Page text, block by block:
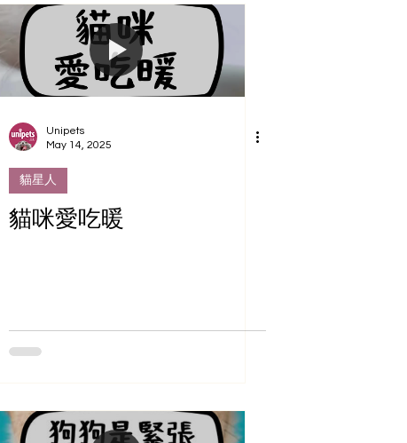
Unipets
May 14, 2025
貓星人
貓咪愛吃暖